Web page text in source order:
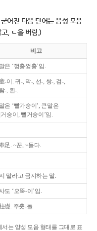
어진 다음 단어는 음성 모음
, ㄴ을 버림.)
비고
은 ‘껑충껑충’임.
-이. 귀-, 막-, 선-, 쌍-, 검-,
-, 흰-.
은 ‘빨가숭이’, 큰말은
거숭이, 뻘거숭이’임.
足. ~꾼, ~들다.
말라고 금지하는 말.
도 ‘오뚝-이’임.
礎. 주춧-돌.
는 양성 모음 형태를 그대로 표